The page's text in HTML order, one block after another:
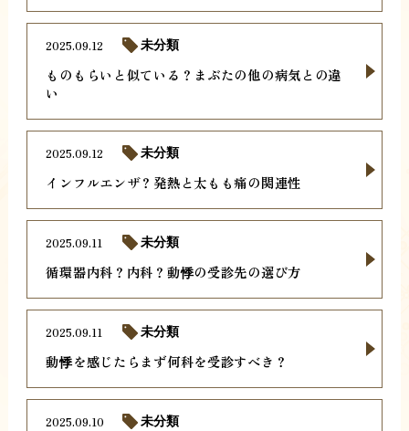
ものもらいと似ている？まぶたの他の病気との違
い
2025.09.12 未分類
インフルエンザ？発熱と太もも痛の関連性
2025.09.12 未分類
循環器内科？内科？動悸の受診先の選び方
2025.09.11 未分類
動悸を感じたらまず何科を受診すべき？
2025.09.11 未分類
2025.09.10 未分類